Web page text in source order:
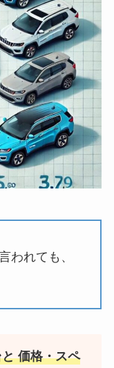
われても、
価格・スペ